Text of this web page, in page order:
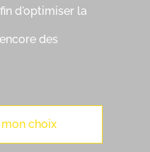
d'optimiser la
des
choix